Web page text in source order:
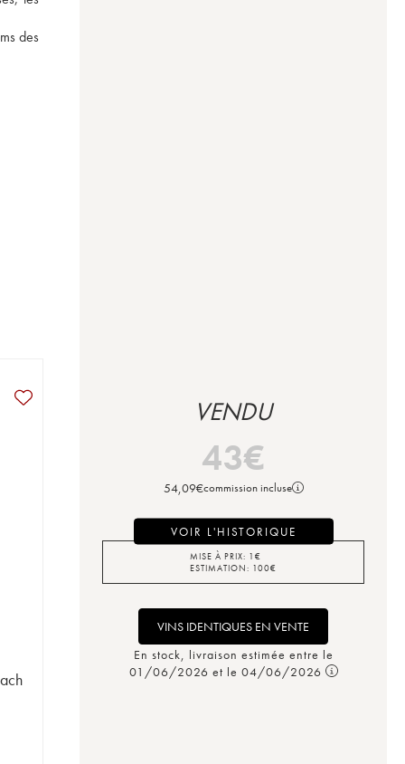
des
VENDU
43€
54,09€commission incluse
VOIR L'HISTORIQUE
MISE À PRIX: 1 €
ESTIMATION: 100€
VINS IDENTIQUES EN VENTE
En stock, livraison estimée entre le
01/06/2026 et le 04/06/2026